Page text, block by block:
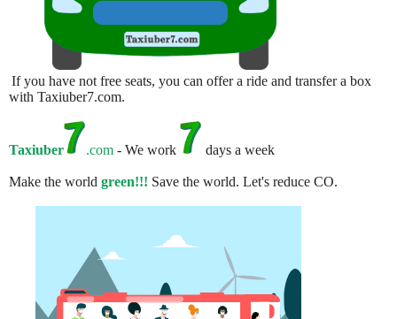
If you have not free seats, you can offer a ride and transfer a box
with Taxiuber7.com.
Taxiuber .com - We work days a week
Make the world green!!! Save the world. Let's reduce CO.